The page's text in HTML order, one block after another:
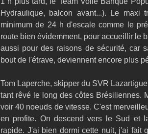
Hydraulique, balcon avant...). Le maxi
minimum de 24 h d'escale comme le
route bien évidemment, pour accueillir le
aussi pour des raisons de sécurité, car
bout de l'étrave, deviennent encore plus
Tom Laperche, skipper du SVR
tant rêvé le long des côtes Brésiliennes.
voir 40 noeuds de vitesse. C'est
en profite. On descend vers le Sud et
rapide. J'ai bien dormi cette nuit, j'ai fait